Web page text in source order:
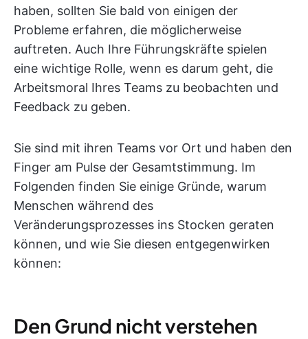
haben, sollten Sie bald von einigen der
Probleme erfahren, die möglicherweise
auftreten. Auch Ihre Führungskräfte spielen
eine wichtige Rolle, wenn es darum geht, die
Arbeitsmoral Ihres Teams zu beobachten und
Feedback zu geben.
Sie sind mit ihren Teams vor Ort und haben den
Finger am Pulse der Gesamtstimmung. Im
Folgenden finden Sie einige Gründe, warum
Menschen während des
Veränderungsprozesses ins Stocken geraten
können, und wie Sie diesen entgegenwirken
können:
Den Grund nicht verstehen